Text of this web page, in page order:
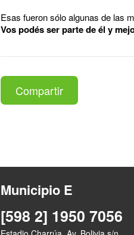
Esas fueron sólo algunas de las
Vos podés ser parte de él y
Compartir
Municipio E
[598 2] 1950 7056